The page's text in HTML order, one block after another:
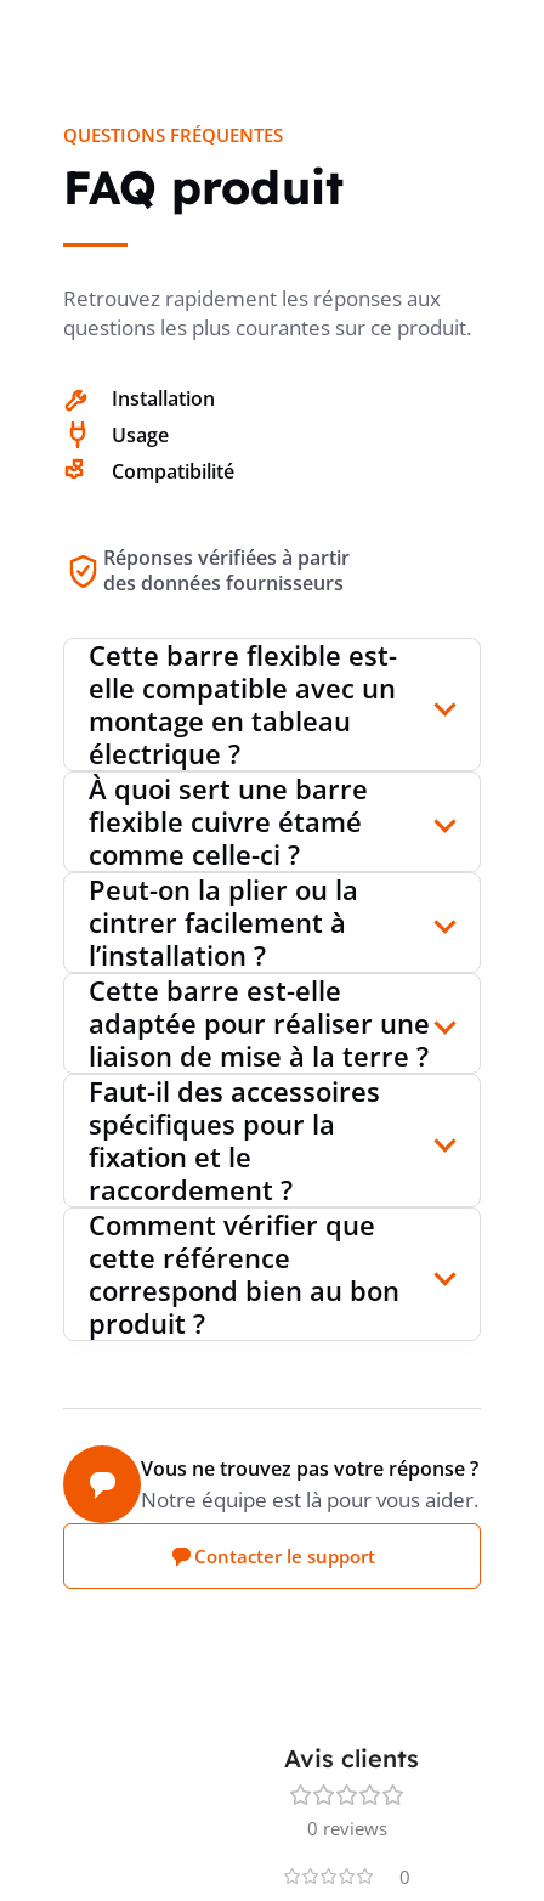
QUESTIONS FRÉQUENTES
FAQ produit
Retrouvez rapidement les réponses aux
questions les plus courantes sur ce produit.
Installation
Usage
Compatibilité
Réponses vérifiées à partir
des données fournisseurs
Cette barre flexible est-
elle compatible avec un
montage en tableau
électrique ?
À quoi sert une barre
flexible cuivre étamé
comme celle-ci ?
Peut-on la plier ou la
cintrer facilement à
l’installation ?
Cette barre est-elle
adaptée pour réaliser une
liaison de mise à la terre ?
Faut-il des accessoires
spécifiques pour la
fixation et le
raccordement ?
Comment vérifier que
cette référence
correspond bien au bon
produit ?
Vous ne trouvez pas votre réponse ?
Notre équipe est là pour vous aider.
Contacter le support
Avis clients
0 reviews
0